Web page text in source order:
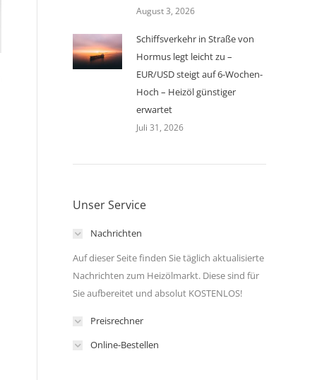
August 3, 2026
Schiffsverkehr in Straße von
Hormus legt leicht zu –
EUR/USD steigt auf 6-Wochen-
Hoch – Heizöl günstiger
erwartet
Juli 31, 2026
Unser Service
Nachrichten
Auf dieser Seite finden Sie täglich aktualisierte
Nachrichten zum Heizölmarkt. Diese sind für
Sie aufbereitet und absolut KOSTENLOS!
Preisrechner
Online-Bestellen